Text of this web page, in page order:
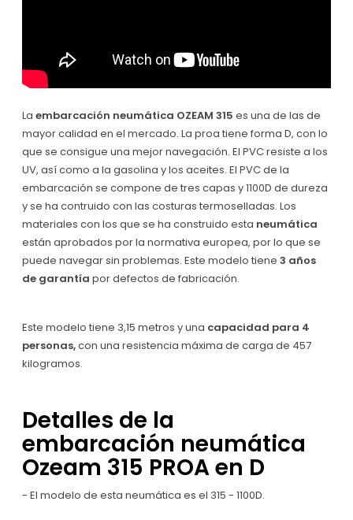
La embarcación neumática OZEAM 315 es una de las de
mayor calidad en el mercado. La proa tiene forma D, con lo
que se consigue una mejor navegación. El PVCresiste a los
UV, así como a la gasolina y los aceites. El PVC de la
embarcación se compone de tres capas y 1100D de dureza
y se ha contruido con las costuras termoselladas. Los
materiales con los que se ha construido esta neumática
están aprobados por la normativa europea, por lo que se
puede navegar sin problemas. Este modelo tiene 3 años
de garantía por defectos de fabricación.
Este modelo tiene 3,15 metros y una capacidad para 4
personas,con una resistencia máxima de carga de 457
kilogramos.
Detalles de la
embarcación neumática
Ozeam 315 PROA en D
- El modelo de esta neumática es el 315 - 1100D.